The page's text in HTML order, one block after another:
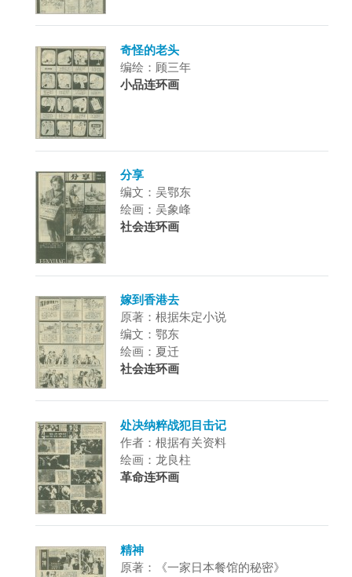
奇怪的老头
编绘：顾三年
小品连环画
分享
编文：吴鄂东
绘画：吴象峰
社会连环画
嫁到香港去
原著：根据朱定小说
编文：鄂东
绘画：夏迁
社会连环画
处决纳粹战犯目击记
作者：根据有关资料
绘画：龙良柱
革命连环画
精神
原著：《一家日本餐馆的秘密》